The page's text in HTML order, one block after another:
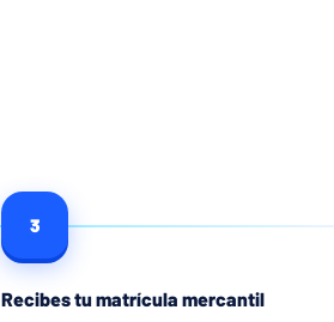
3
Recibes tu matrícula mercantil